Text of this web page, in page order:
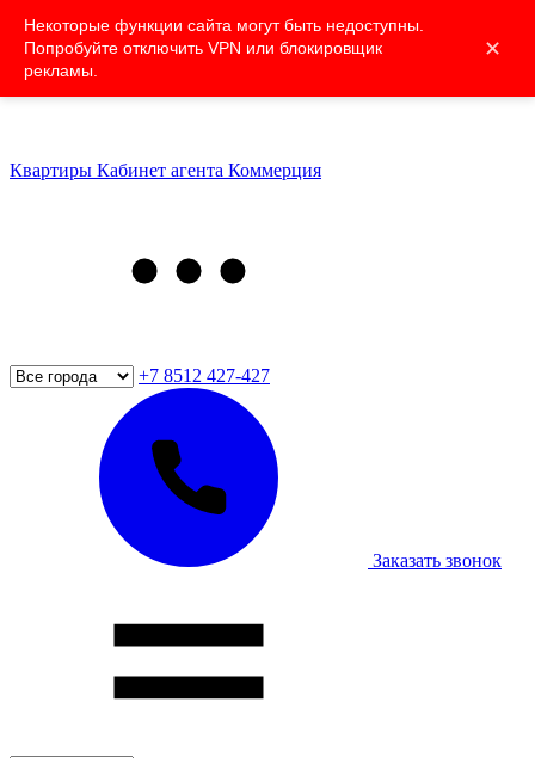
Некоторые функции сайта могут быть недоступны.
Попробуйте отключить VPN или блокировщик
рекламы.
✕
Квартиры Кабинет агента Коммерция
+7 8512 427-427
Заказать звонок